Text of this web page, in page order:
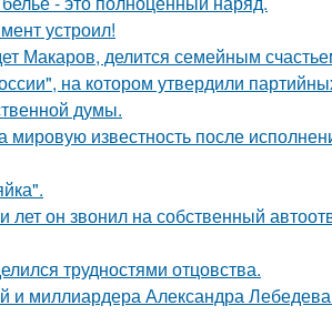
устроил!
Макаров, делится семейным
на котором утвердили
думы.
известность после
он звонил на собственный
трудностями отцовства.
миллиардера Александра Лебедева